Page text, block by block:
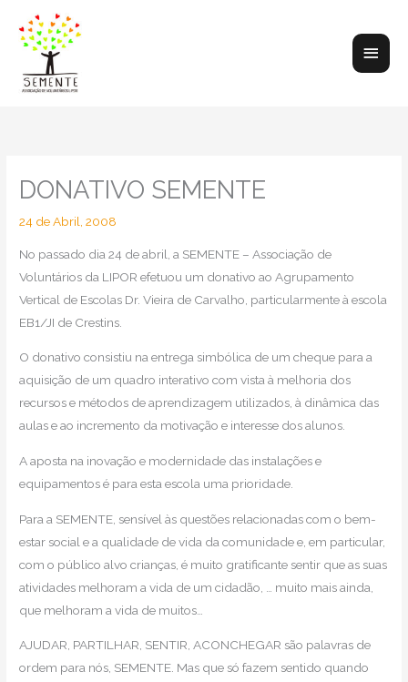
content
Main
DONATIVO SEMENTE
24 de Abril, 2008
No passado dia 24 de abril, a SEMENTE – Associação de
Voluntários da LIPOR efetuou um donativo ao Agrupamento
Vertical de Escolas Dr. Vieira de Carvalho, particularmente à escola
EB1/JI de Crestins.
O donativo consistiu na entrega simbólica de um cheque para a
aquisição de um quadro interativo com vista à melhoria dos
recursos e métodos de aprendizagem utilizados, à dinâmica das
aulas e ao incremento da motivação e interesse dos alunos.
A aposta na inovação e modernidade das instalações e
equipamentos é para esta escola uma prioridade.
Para a SEMENTE, sensível às questões relacionadas com o bem-
estar social e a qualidade de vida da comunidade e, em particular,
com o público alvo crianças, é muito gratificante sentir que as suas
atividades melhoram a vida de um cidadão, … muito mais ainda,
que melhoram a vida de muitos…
AJUDAR, PARTILHAR, SENTIR, ACONCHEGAR são palavras de
ordem para nós, SEMENTE. Mas que só fazem sentido quando